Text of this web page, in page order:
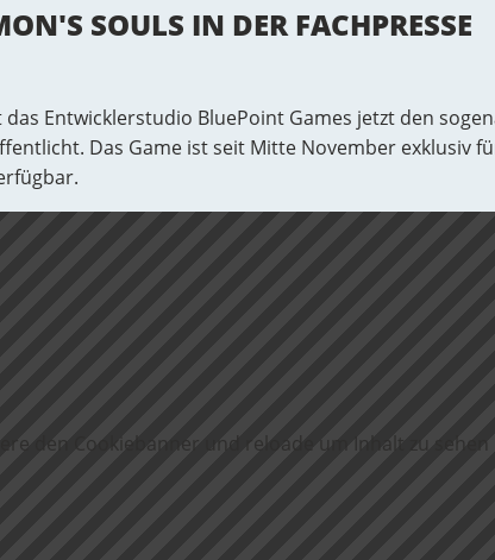
SOULS IN DER FACHPRESSE
Entwicklerstudio BluePoint Games jetzt den
Das Game ist seit Mitte November exklusiv
den Cookiebanner und reloade um Inhalt zu sehen